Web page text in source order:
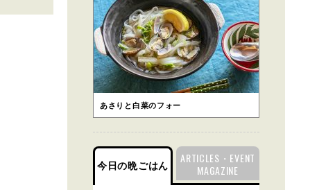
あさりと白菜のフォー
今日の晩ごはん
ARTICLES・EVENT
MAGAZINE